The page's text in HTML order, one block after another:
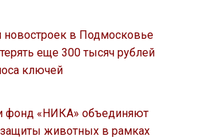
новостроек в Подмосковье
еще 300 тысяч рублей
ключей
фонд «НИКА» объединяют
защиты животных в рамках